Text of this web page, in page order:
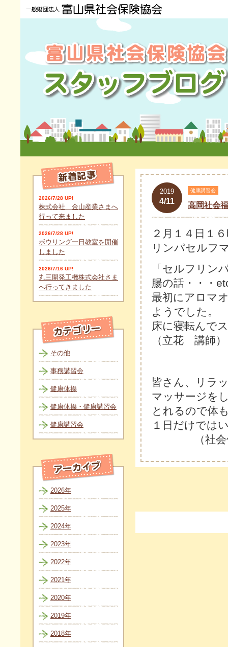
2019
4/11
健康講習会
高岡社会
２月１４日１
リンパセルフ
「セルフリン
腸の話・・・
最初にアロマ
ようでした。
床に寝転んで
（立花 講師）
皆さん、リラ
マッサージを
とれるので体
１日だけでは
（社会保
2026/7/28 UP!
株式会社 金山産業さまへ
行って来ました
2026/7/28 UP!
ボウリング一日教室を開催
しました
2026/7/16 UP!
丸三開発工機株式会社さま
へ行ってきました
その他
事務講習会
健康体操
健康体操・健康講習会
健康講習会
2026年
2025年
2024年
2023年
2022年
2021年
2020年
2019年
2018年